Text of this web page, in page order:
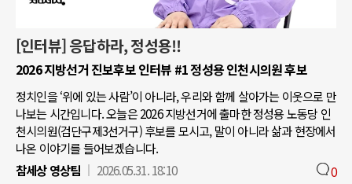
[인터뷰] 응답하라, 정성용!!
2026 지방선거 진보후보 인터뷰 #1 정성용 인천시의원 후보
정치인을 ‘위에 있는 사람’이 아니라, 우리와 함께 살아가는 이웃으로 만
나보는 시간입니다. 오늘은 2026 지방선거에 출마한 정성용 노동당 인
천시의원(검단구제3선거구) 후보를 모시고, 말이 아니라 삶과 현장에서
나온 이야기를 들어보겠습니다.
참세상 영상팀
2026.05.31. 18:10 0